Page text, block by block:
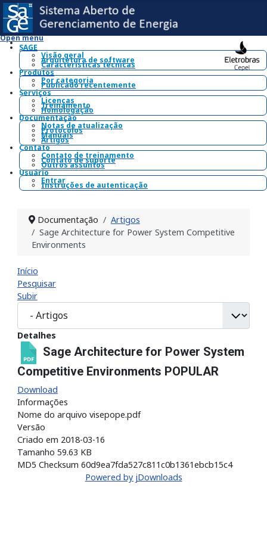
Open menu
SAGE
Visão geral
Arquitetura de software
Características técnicas
Produtos
Por categoria
Publicado recentemente
Serviços
Licenças
Treinamento
Homologação
Documentação
Notas de atualização
Protocolos
Manuais
Artigos
Contato
Contato de treinamento
Contato de suporte
Outros assuntos
Usuário
Entrar
Instruções de autenticação
Documentação
Artigos
Sage Architecture for Power System Competitive
Environments
Início
Pesquisar
Subir
Detalhes
Sage Architecture for Power System
Competitive Environments POPULAR
Download
Informações
Nome do arquivo visepope.pdf
Versão
Criado em 2018-03-16
Tamanho 59.63 KB
MD5 Checksum 60d9ea7fda527c811c0b1361ebcb15c4
Powered by jDownloads